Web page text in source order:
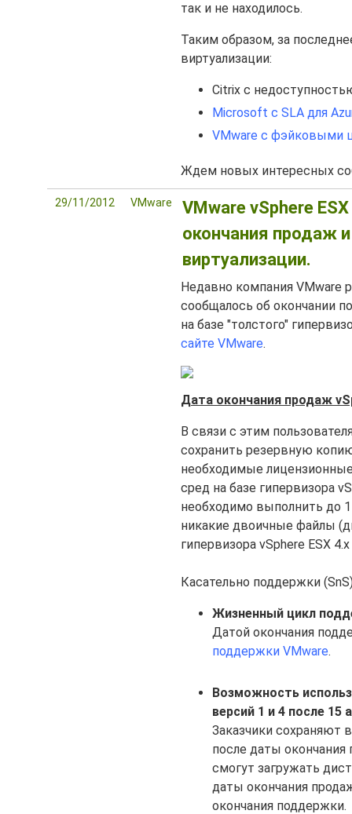
так и не находилось.
Таким образом, за
виртуализации:
Citrix с
Microsoft с SLA для
VMware с фэйковыми
Ждем новых интересных
29/11/2012 VMware
VMware vSphere
окончания продаж
виртуализации.
Недавно компания VMware
сообщалось об окончании
на базе "толстого"
сайте VMware.
Дата окончания продаж
В связи с этим
сохранить резервную
необходимые
сред на базе гипервизора
необходимо выполнить до
никакие двоичные файлы
гипервизора vSphere ESX
Касательно поддержки
Жизненный цикл
Датой окончания
поддержки VMware.
Возможность
версий 1 и 4 после 15
Заказчики сохраняют
после даты
смогут загружать
даты окончания
окончания поддержки.